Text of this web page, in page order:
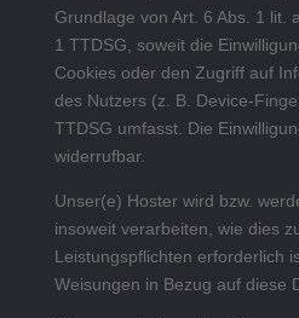
Grundlage von Art. 6 Abs. 1 lit.
1 TTDSG, soweit die
Cookies oder den Zugriff auf
des Nutzers (z. B. Device-
TTDSG umfasst. Die
widerrufbar.
Unser(e) Hoster wird bzw.
insoweit verarbeiten, wie dies
Leistungspflichten erforderlich
Weisungen in Bezug auf diese